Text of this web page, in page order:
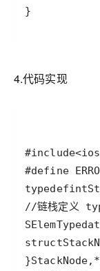
4.代码实现
#define
typedefint
//链栈定义
SElemType
struct
}StackNode, *